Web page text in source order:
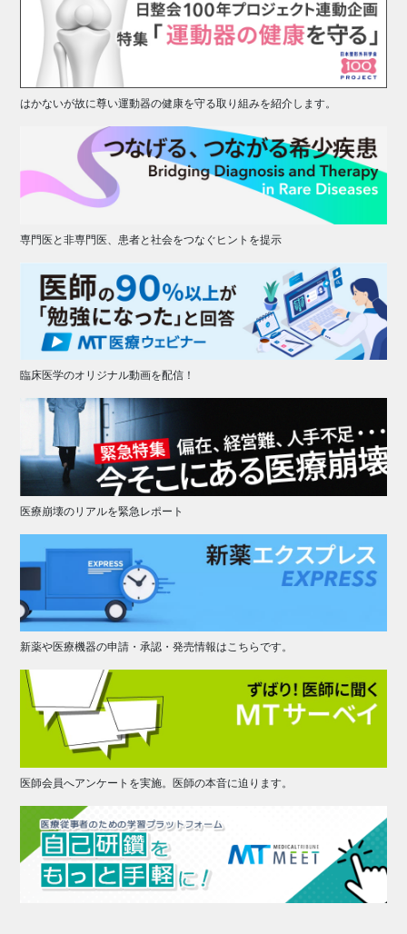
はかないが故に尊い運動器の健康を守る取り組みを紹介します。
専門医と非専門医、患者と社会をつなぐヒントを提示
臨床医学のオリジナル動画を配信！
医療崩壊のリアルを緊急レポート
新薬や医療機器の申請・承認・発売情報はこちらです。
医師会員へアンケートを実施。医師の本音に迫ります。